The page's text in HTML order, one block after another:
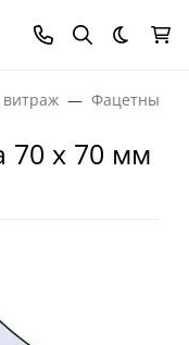
Темная
Фацетные
70 х 70 мм